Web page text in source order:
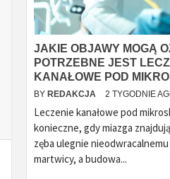
JAKIE OBJAWY MOGĄ
POTRZEBNE JEST
KANAŁOWE POD
BY REDAKCJA 2 TYGODNIE
Leczenie kanałowe pod
konieczne, gdy miazga
zęba ulegnie
martwicy, a budowa...